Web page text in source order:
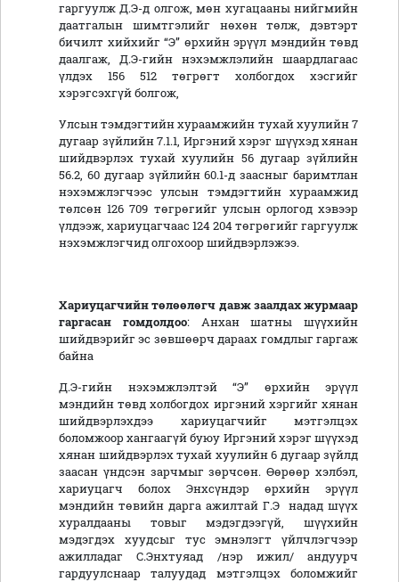
гаргуулж Д.Э-д олгож, мөн хугацааны нийгмийн
даатгалын шимтгэлийг нөхөн төлж, дэвтэрт
бичилт хийхийг “Э” өрхийн эрүүл мэндийн төвд
даалгаж, Д.Э-гийн нэхэмжлэлийн шаардлагаас
үлдэх 156 512 төгрөгт холбогдох хэсгийг
хэрэгсэхгүй болгож,
Улсын тэмдэгтийн хураамжийн тухай хуулийн 7
дугаар зүйлийн 7.1.1, Иргэний хэрэг шүүхэд хянан
шийдвэрлэх тухай хуулийн 56 дугаар зүйлийн
56.2, 60 дугаар зүйлийн 60.1-д заасныг баримтлан
нэхэмжлэгчээс улсын тэмдэгтийн хураамжид
төлсөн 126 709 төгрөгийг улсын орлогод хэвээр
үлдээж, хариуцагчаас 124 204 төгрөгийг гаргуулж
нэхэмжлэгчид олгохоор шийдвэрлэжээ.
Хариуцагчийн төлөөлөгч давж заалдах журмаар
гаргасан гомдолдоо: Анхан шатны шүүхийн
шийдвэрийг эс зөвшөөрч дараах гомдлыг гаргаж
байна
Д.Э-гийн нэхэмжлэлтэй “Э” өрхийн эрүүл
мэндийн төвд холбогдох иргэний хэргийг хянан
шийдвэрлэхдээ хариуцагчийг мэтгэлцэх
боломжоор хангаагүй буюу Иргэний хэрэг шүүхэд
хянан шийдвэрлэх тухай хуулийн 6 дугаар зүйлд
заасан үндсэн зарчмыг зөрчсөн. Өөрөөр хэлбэл,
хариуцагч болох Энхсүндэр өрхийн эрүүл
мэндийн төвийн дарга ажилтай Г.Э надад шүүх
хуралдааны товыг мэдэгдээгүй, шүүхийн
мэдэгдэх хуудсыг тус эмнэлэгт үйлчлэгчээр
ажилладаг С.Энхтуяад /нэр ижил/ андуурч
гардуулснаар талуудад мэтгэлцэх боломжийг